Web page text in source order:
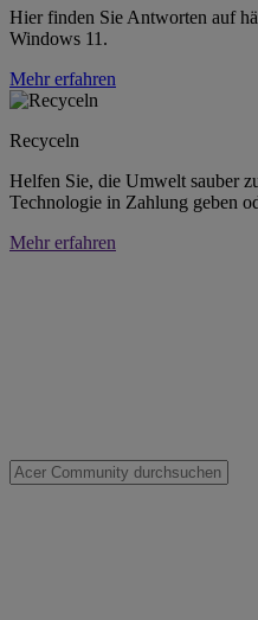
Hier finden Sie Antworten auf
Windows 11.
Mehr erfahren
Recyceln
Helfen Sie, die Umwelt sauber
Technologie in Zahlung geben
Mehr erfahren